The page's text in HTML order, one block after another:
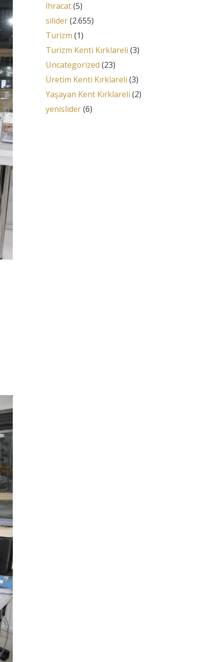
İhracat(5)
silider(2.655)
Turizm (1)
Turizm Kenti Kırklareli (3)
Uncategorized (23)
Üretim Kenti Kırklareli (3)
Yaşayan Kent Kırklareli (2)
yenislider(6)